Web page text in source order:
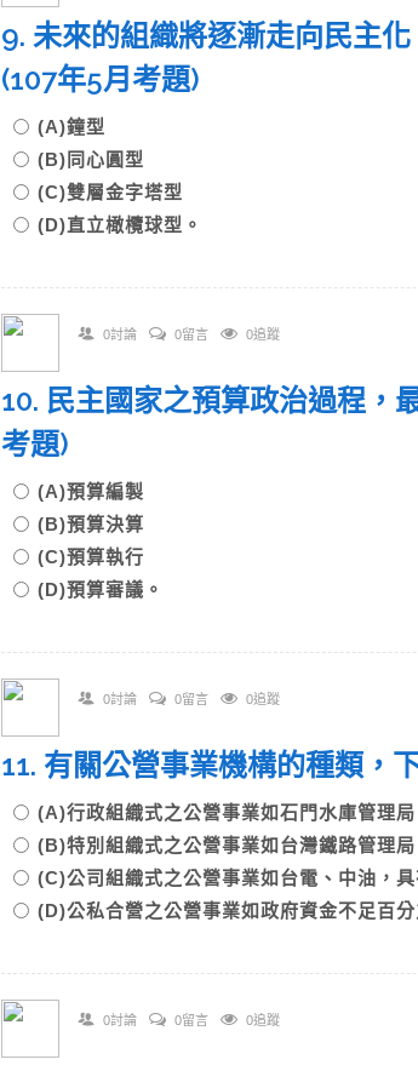
9. 未來的組織將逐漸走向民主
(107年5月考題)
(A)鐘型
(B)同心圓型
(C)雙層金字塔型
(D)直立橄欖球型。
0討論 0留言 0追蹤
10. 民主國家之預算政治過程
考題)
(A)預算編製
(B)預算決算
(C)預算執行
(D)預算審議。
0討論 0留言 0追蹤
11. 有關公營事業機構的種類
(A)行政組織式之公營事業如石門水庫管理
(B)特別組織式之公營事業如台灣鐵路管理
(C)公司組織式之公營事業如台電、中油，
(D)公私合營之公營事業如政府資金不足百
0討論 0留言 0追蹤